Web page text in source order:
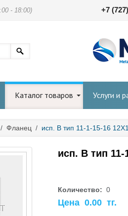
- 18:00) +7
Каталог товаров Услуги и
/ Фланец / исп. В тип 11-1-15-16
исп. В тип
Количество: 0
Цена 0.00 тг.